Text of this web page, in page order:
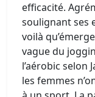
efficacité.
soulignant ses
voilà
vague du
l’aérobic selon
les femmes